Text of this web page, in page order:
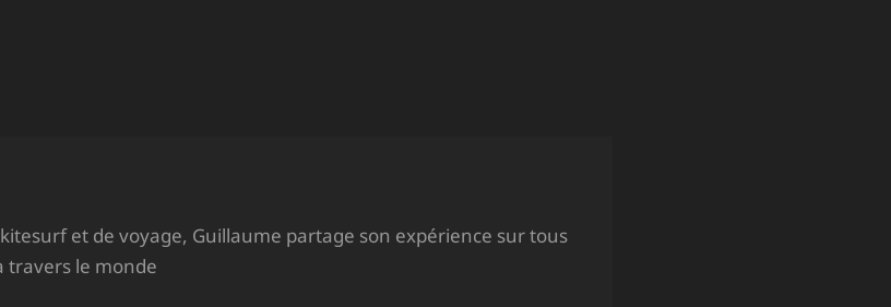
et de voyage, Guillaume partage son expérience sur tous
travers le monde